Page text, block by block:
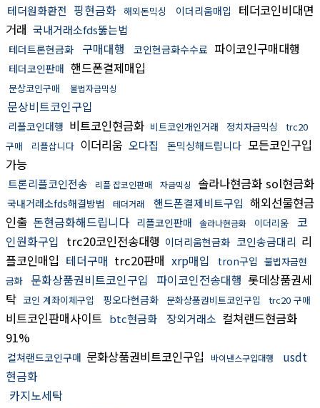
테더원화환전 핑현금화 해외돈믹싱 이더리움매입
테더코인비대면
거래 국내거래소fds뚫는법
테더트론현금화 구매대행 코인현금화수수료 파이코인구매대행
테더코인판매 핸드폰결제매입
문상코인구매 불법자금믹싱
문상비트코인구입
리플코인대행 비트코인현금화 비트코인개인거래 정치자금믹싱
trc20
구매
리플삽니다 이더리움 오다집 돈믹싱해드립니다 모든코인구입
가능
트론리플코인전송 리플 잡코인판매 자금믹싱 솔라나현금화 sol현금화
국내거래소fds해결방법 테더거래 핸드폰결제비트구입 해외선물현금
인출 돈현금화해드립니다 리플코인판매 솔라나현금화 이더리움
코
인원화구입 trc20코인전송대행 이더리움현금화 코인송금대리 리
플코인매입 테더구매 trc20판매 xrp매입 tron구입 불법자금현
금화
문화상품권비트코인구입 파이코인전송대행 롯데상품권세
탁 코인 계좌이체구입 핑오다현금화 문화상품권비트코인구입 trc20 구매
비트코인판매사이트 btc현금화 장외거래소 컬쳐랜드현금화
91%
컬쳐랜드코인구매 문화상품권비트코인구입 바이낸스구입대행
usdt
현금화
카지노세탁